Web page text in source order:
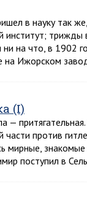
в науку так
институт; трижды
на что, в 1902
на Ижорском
(I)
—
части против
мирные,
поступил в